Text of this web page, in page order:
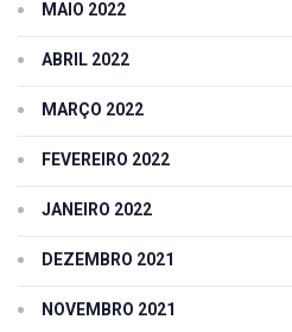
MAIO 2022
ABRIL 2022
MARÇO 2022
FEVEREIRO 2022
JANEIRO 2022
DEZEMBRO 2021
NOVEMBRO 2021